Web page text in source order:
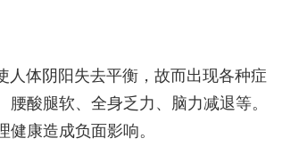
人体阴阳失去平衡，故而出现各种症
酸腿软、全身乏力、脑力减退等。
康造成负面影响。